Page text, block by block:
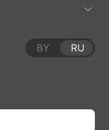
BY RU